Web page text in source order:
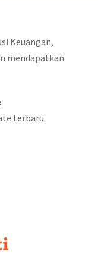
Keuangan,
mendapatkan
terbaru.